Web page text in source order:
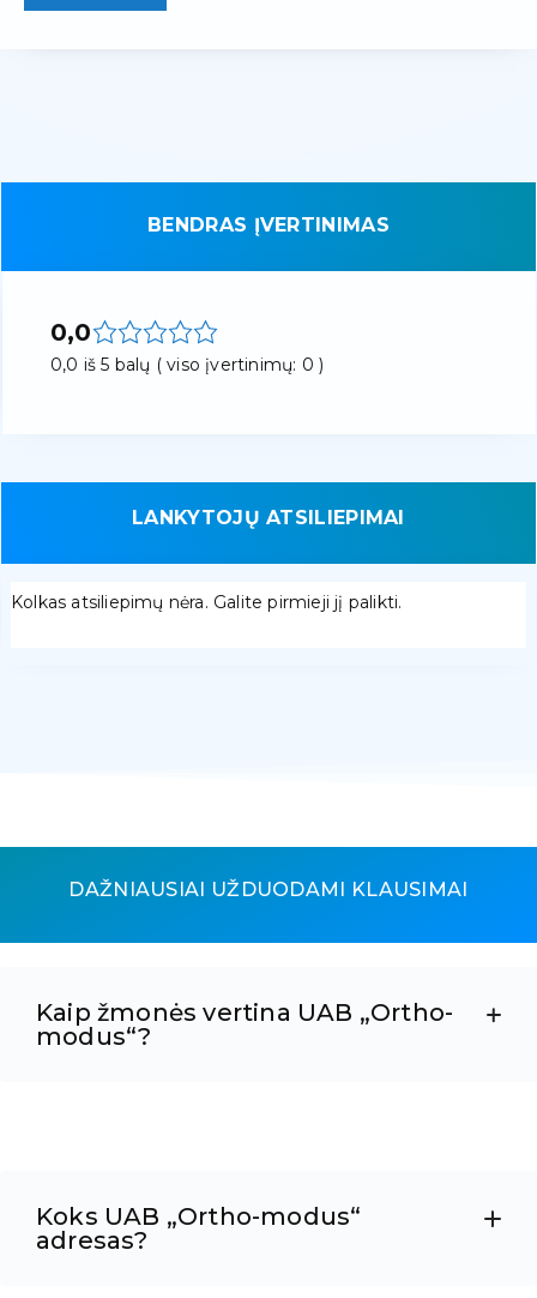
BENDRAS ĮVERTINIMAS
0,0
0,0 iš 5 balų ( viso įvertinimų: 0 )
LANKYTOJŲ ATSILIEPIMAI
Kolkas atsiliepimų nėra. Galite pirmieji jį palikti.
DAŽNIAUSIAI UŽDUODAMI KLAUSIMAI
Kaip žmonės vertina UAB „Ortho-
modus“?
Koks UAB „Ortho-modus“
adresas?